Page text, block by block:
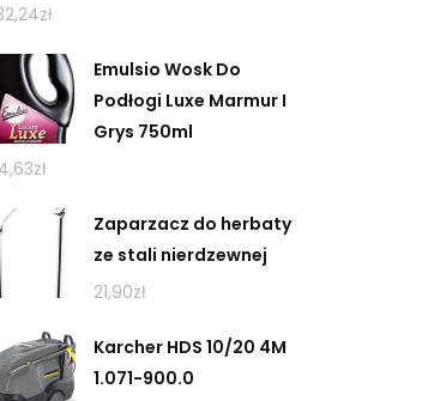
zł
Emulsio Wosk Do
Podłogi Luxe Marmur I
Grys 750ml
zł
Zaparzacz do herbaty
ze stali nierdzewnej
21,90zł
Karcher HDS 10/20 4M
1.071-900.0